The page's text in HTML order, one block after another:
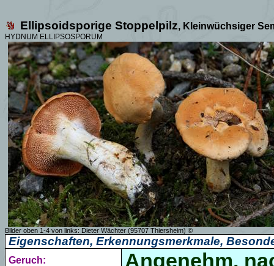
Ellipsoidsporige Stoppelpilz, Kleinwüchsiger
HYDNUM ELLIPSOSPORUM
Bilder oben 1-4 von links: Dieter Wächter (95707 Thiersheim) ©
Eigenschaften, Erkennungsmerkmale,
Geruch: Angenehm,